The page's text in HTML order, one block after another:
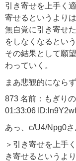
引き寄せを上手く
寄せるというよりは
無自覚に引き寄せ
をしなくなるという
その結果として願
わっていく。
まあ悲観的になら
873 名前：もぎり
01:33:06
あっ、c/U4/Npg0
＞引き寄せを上手
き寄せるというよ